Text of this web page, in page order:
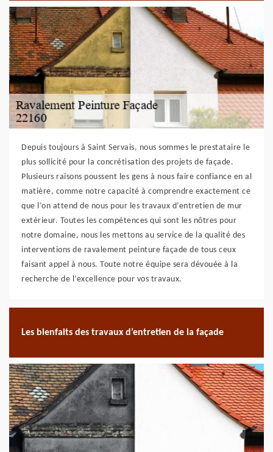
Depuis toujours à Saint Servais, nous sommes le prestataire le
plus sollicité pour la concrétisation des projets de façade.
Plusieurs raisons poussent les gens à nous faire confiance en al
matière, comme notre capacité à comprendre exactement ce
que l’on attend de nous pour les travaux d’entretien de mur
extérieur. Toutes les compétences qui sont les nôtres pour
notre domaine, nous les mettons au service de la qualité des
interventions de ravalement peinture façade de tous ceux
faisant appel à nous. Toute notre équipe sera dévouée à la
recherche de l’excellence pour vos travaux.
Les bienfaits des travaux d’entretien de la façade